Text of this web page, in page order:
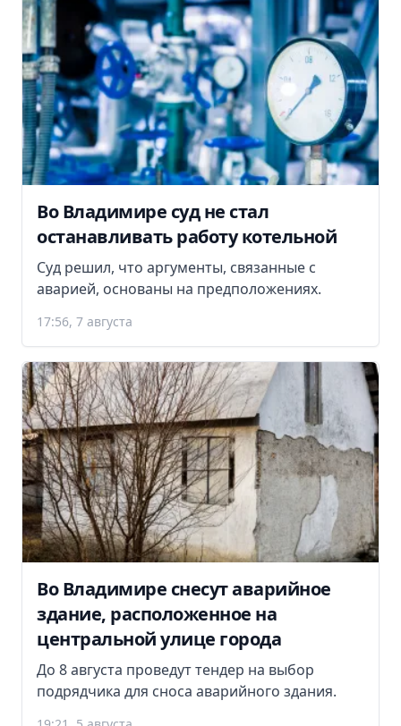
Во Владимире суд не стал
останавливать работу котельной
Суд решил, что аргументы, связанные с
аварией, основаны на предположениях.
17:56, 7 августа
Во Владимире снесут аварийное
здание, расположенное на
центральной улице города
До 8 августа проведут тендер на выбор
подрядчика для сноса аварийного здания.